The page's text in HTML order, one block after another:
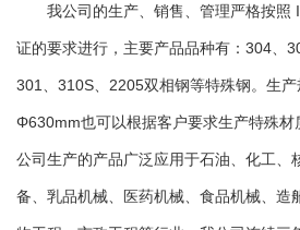
我公司的生产、销售、管理严格按照
证的要求进行，主要产品品种有：304、
301、310S、2205双相钢等特殊钢。生
Φ630mm也可以根据客户要求生产特殊材
公司生产的产品广泛应用于石油、化工、
备、乳品机械、医药机械、食品机械、造